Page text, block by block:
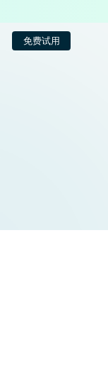
免费试用